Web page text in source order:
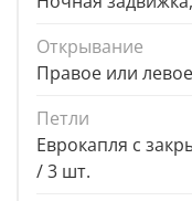
Открывание
Правое или левое
Петли
Еврокапля с
/ 3 шт.